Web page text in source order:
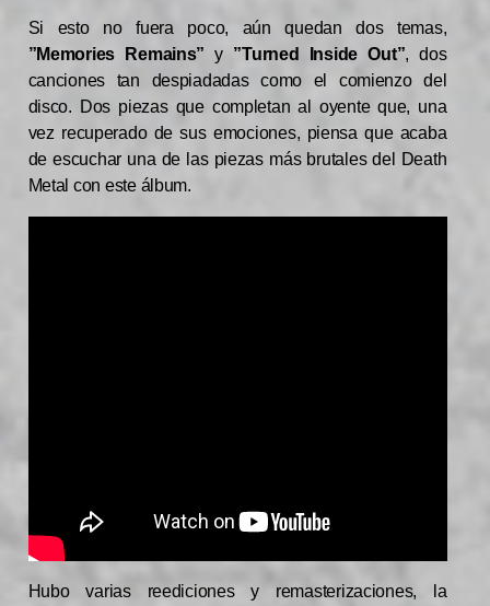
Si esto no fuera poco, aún quedan dos temas,
”Memories Remains” y ”Turned Inside Out”, dos
canciones tan despiadadas como el comienzo del
disco. Dos piezas que completan al oyente que, una
vez recuperado de sus emociones, piensa que acaba
de escuchar una de las piezas más brutales del Death
Metal con este álbum.
Hubo varias reediciones y remasterizaciones, la